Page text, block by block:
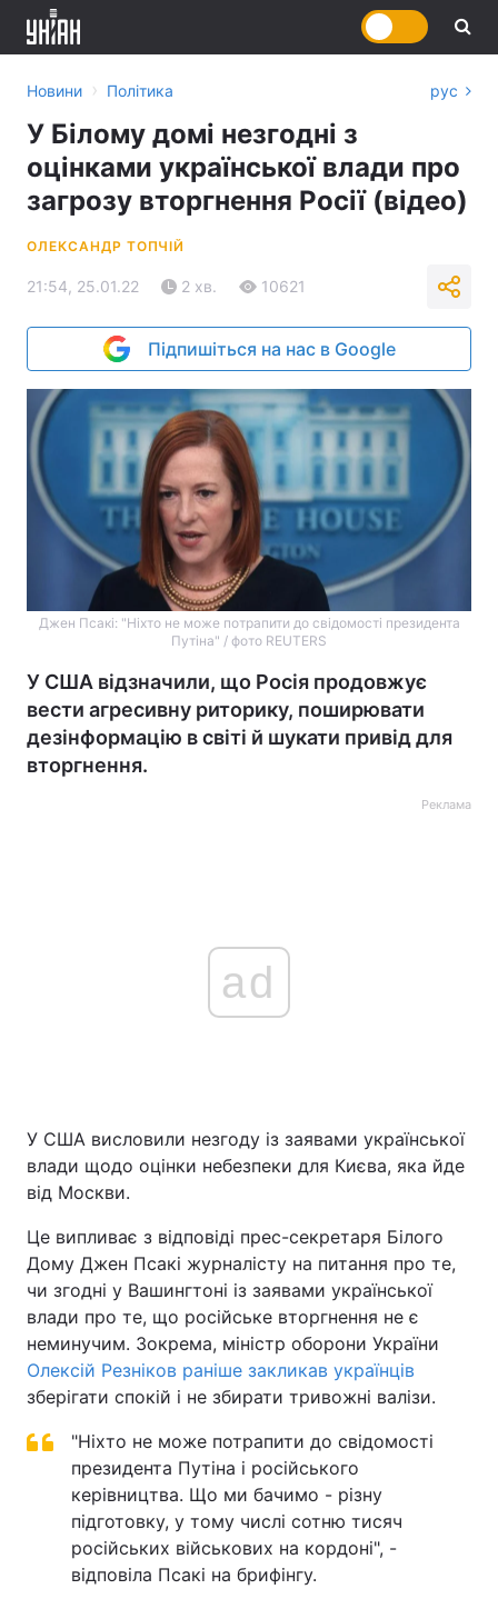
Україна Політика
Економіка
Спорт Наука
Техно і зв'язок Лайт
Інциденти
Здоров'я Туризм
Цікавинки
Екологія Регіони
Лонгріди
Новини › Політика рус
У Білому домі незгодні з
оцінками української влади про
загрозу вторгнення Росії (відео)
ОЛЕКСАНДР ТОПЧІЙ
21:54, 25.01.22 2 хв. 10621
Підпишіться на нас в Google
Джен Псакі: "Ніхто не може потрапити до свідомості президента
Путіна" / фото REUTERS
У США відзначили, що Росія продовжує
вести агресивну риторику, поширювати
дезінформацію в світі й шукати привід для
вторгнення.
Реклама
ad
У США висловили незгоду із заявами української
влади щодо оцінки небезпеки для Києва, яка йде
від Москви.
Це випливає з відповіді прес-секретаря Білого
Дому Джен Псакі журналісту на питання про те,
чи згодні у Вашингтоні із заявами української
влади про те, що російське вторгнення не є
неминучим. Зокрема, міністр оборони України
Олексій Резніков раніше закликав українців
зберігати спокій і не збирати тривожні валізи.
"Ніхто не може потрапити до свідомості
президента Путіна і російського
керівництва. Що ми бачимо - різну
підготовку, у тому числі сотню тисяч
російських військових на кордоні", -
відповіла Псакі на брифінгу.